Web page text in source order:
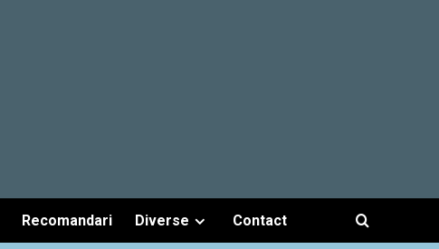
Recomandari Diverse Contact